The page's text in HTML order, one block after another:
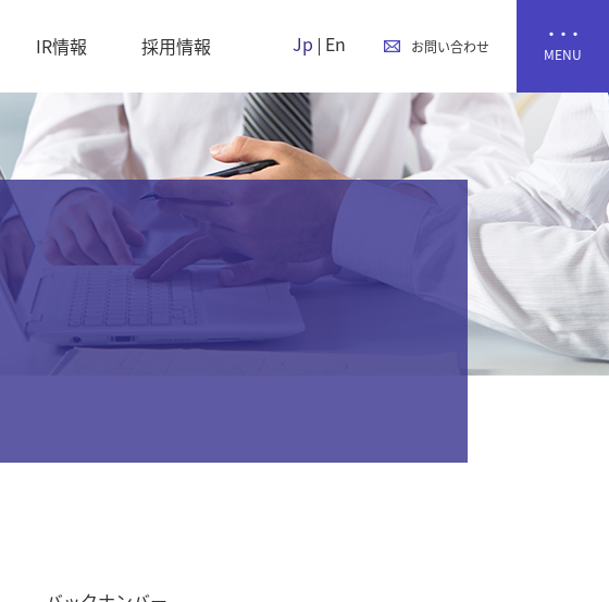
お問い合わせ
Jp En
IR情報 採用情報